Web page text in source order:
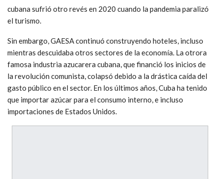
cubana sufrió otro revés en 2020 cuando la pandemia paralizó
el turismo.
Sin embargo, GAESA continuó construyendo hoteles, incluso
mientras descuidaba otros sectores de la economía. La otrora
famosa industria azucarera cubana, que financió los inicios de
la revolución comunista, colapsó debido a la drástica caída del
gasto público en el sector. En los últimos años, Cuba ha tenido
que importar azúcar para el consumo interno, e incluso
importaciones de Estados Unidos.